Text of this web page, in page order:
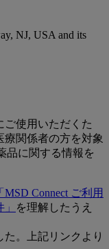
NJ, USA and its
ご使用いただくた
関係者の方を対象
品に関する情報を
「MSD Connect ご利用
を理解したうえ
た。上記リンクより